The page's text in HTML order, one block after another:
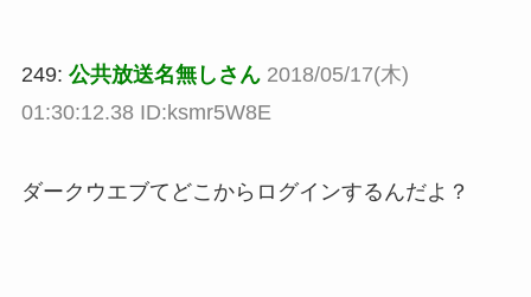
249: 公共放送名無しさん 2018/05/17(木)
01:30:12.38 ID:ksmr5W8E
ダークウエブてどこからログインするんだよ？